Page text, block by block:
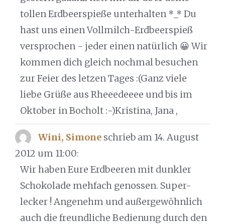
tollen Erdbeerspieße unterhalten *_* Du
hast uns einen Vollmilch-Erdbeerspieß
versprochen - jeder einen natürlich 😀 Wir
kommen dich gleich nochmal besuchen
zur Feier des letzen Tages :(Ganz viele
liebe Grüße aus Rheeedeeee und bis im
Oktober in Bocholt :-)Kristina, Jana ,
Wini, Simone schrieb am 14. August
2012 um 11:00:
Wir haben Eure Erdbeeren mit dunkler
Schokolade mehfach genossen. Super-
lecker ! Angenehm und außergewöhnlich
auch die freundliche Bedienung durch den